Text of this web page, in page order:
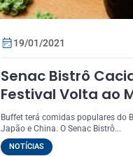
19/01/2021
Senac Bistrô
Festival Volta ao
Buffet terá comidas populares do
Japão e China. O Senac Bistrô...
NOTÍCIAS